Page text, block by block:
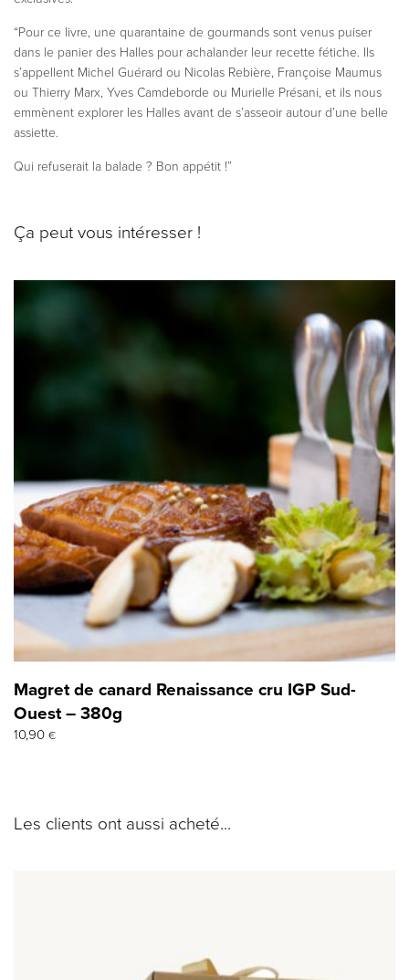
“Pour ce livre, une quarantaine de gourmands sont venus puiser
dans le panier des Halles pour achalander leur recette fétiche. Ils
s’appellent Michel Guérard ou Nicolas Rebière, Françoise Maumus
ou Thierry Marx, Yves Camdeborde ou Murielle Présani, et ils nous
emmènent explorer les Halles avant de s’asseoir autour d’une belle
assiette.
Qui refuserait la balade ? Bon appétit !”
Ça peut vous intéresser !
Magret de canard Renaissance cru IGP Sud-
Ouest – 380g
10,90 €
Les clients ont aussi acheté...